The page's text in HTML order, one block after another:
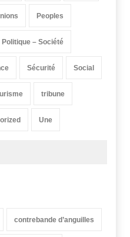
Peoples
Politique – Société
Sécurité Social
tribune
Une
contrebande d’anguilles